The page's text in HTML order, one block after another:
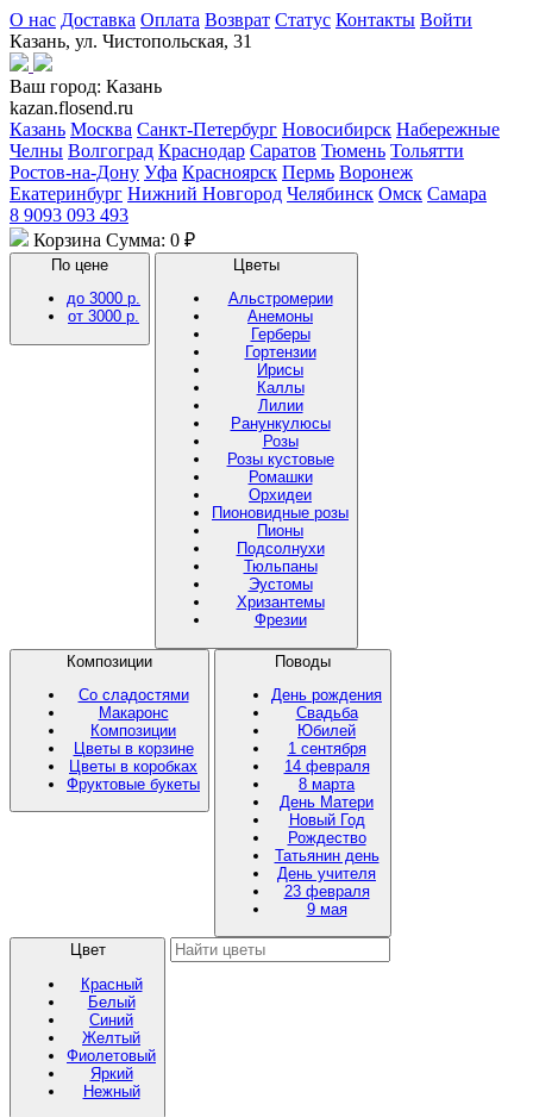
О нас Доставка Оплата Возврат Статус Контакты Войти
Казань, ул. Чистопольская, 31
Ваш город: Казань
kazan.flosend.ru
Казань Москва Санкт-Петербург Новосибирск Набережные
Челны Волгоград Краснодар Саратов Тюмень Тольятти
Ростов-на-Дону Уфа Красноярск Пермь Воронеж
Екатеринбург Нижний Новгород Челябинск Омск Самара
8 9093 093 493
Корзина Сумма: 0 ₽
По цене
до 3000 р.
от 3000 р.
Цветы
Альстромерии
Анемоны
Герберы
Гортензии
Ирисы
Каллы
Лилии
Ранункулюсы
Розы
Розы кустовые
Ромашки
Орхидеи
Пионовидные розы
Пионы
Подсолнухи
Тюльпаны
Эустомы
Хризантемы
Фрезии
Композиции
Со сладостями
Макаронс
Композиции
Цветы в корзине
Цветы в коробках
Фруктовые букеты
Поводы
День рождения
Свадьба
Юбилей
1 сентября
14 февраля
8 марта
День Матери
Новый Год
Рождество
Татьянин день
День учителя
23 февраля
9 мая
Цвет
Красный
Белый
Синий
Желтый
Фиолетовый
Яркий
Нежный